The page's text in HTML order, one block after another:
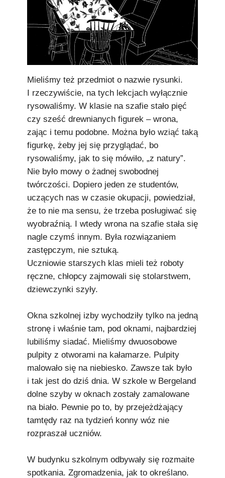
Mieliśmy też przedmiot o nazwie rysunki.
I rzeczywiście, na tych lekcjach wyłącznie
rysowaliśmy. W klasie na szafie stało pięć
czy sześć drewnianych figurek – wrona,
zając i temu podobne. Można było wziąć taką
figurkę, żeby jej się przyglądać, bo
rysowaliśmy, jak to się mówiło, „z natury”.
Nie było mowy o żadnej swobodnej
twórczości. Dopiero jeden ze studentów,
uczących nas w czasie okupacji, powiedział,
że to nie ma sensu, że trzeba posługiwać się
wyobraźnią. I wtedy wrona na szafie stała się
nagle czymś innym. Była rozwiązaniem
zastępczym, nie sztuką.
Uczniowie starszych klas mieli też roboty
ręczne, chłopcy zajmowali się stolarstwem,
dziewczynki szyły.
Okna szkolnej izby wychodziły tylko na jedną
stronę i właśnie tam, pod oknami, najbardziej
lubiliśmy siadać. Mieliśmy dwuosobowe
pulpity z otworami na kałamarze. Pulpity
malowało się na niebiesko. Zawsze tak było
i tak jest do dziś dnia. W szkole w Bergeland
dolne szyby w oknach zostały zamalowane
na biało. Pewnie po to, by przejeżdżający
tamtędy raz na tydzień konny wóz nie
rozpraszał uczniów.
W budynku szkolnym odbywały się rozmaite
spotkania. Zgromadzenia, jak to określano.